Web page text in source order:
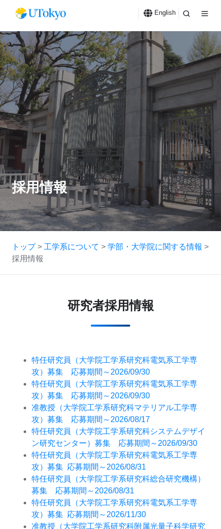
English
採用情報
トップ> 工学系について > 学部・大学院に関する情報 >
採用情報
研究者採用情報
特任研究員（大学院工学系研究科電気系工学専
攻）募集 応募期間～2026/09/30
特任研究員（大学院工学系研究科電気系工学専
攻）募集 応募期間～2026/09/30
准教授（大学院工学系研究科マテリアル工学専
攻）募集 応募期間～2026/08/17
特任研究員（大学院工学系研究科システムデザイ
ン研究センター）募集 応募期間～2026/09/30
特任研究員（大学院工学系研究科電気系工学専
攻）募集 応募期間～2026/08/31
特任研究員（大学院工学系研究科総合研究機構）
募集 応募期間～2026/08/31
特任研究員（大学院工学系研究科電気系工学専
攻）募集 応募期間～2026/11/30
准教授（大学院工学系研究科附属光量子科学研究